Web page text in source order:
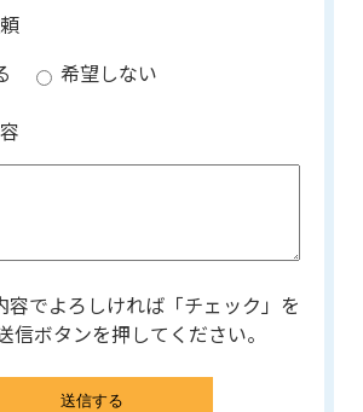
希望しない
容でよろしければ「チェック」を
信ボタンを押してください。